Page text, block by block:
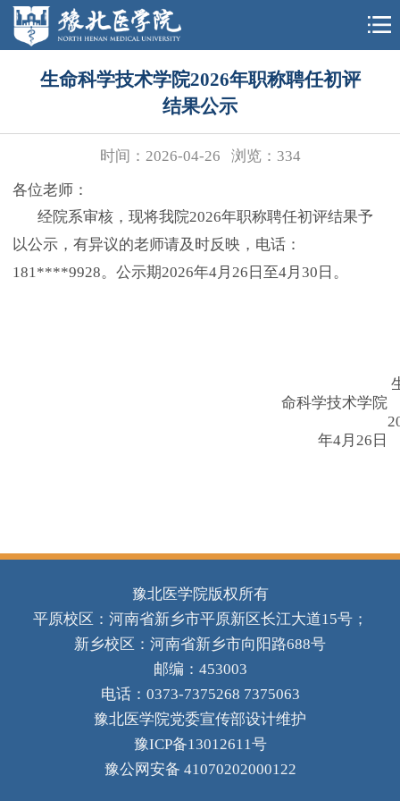
生命科学技术学院2026年职称聘任初评
结果公示
时间：2026-04-26 浏览： 334
各位老师：
经院系审核，现将我院2026年职称聘任初评结果予
以公示，有异议的老师请及时反映，电话：
181****9928。公示期2026年4月 26 日至4月 30 日。
命科学技术学院
年4月 26 日
豫北医学院版权所有
平原校区：河南省新乡市平原新区长江大道15号；
新乡校区：河南省新乡市向阳路688号
邮编：453003
电话：0373-7375268 7375063
豫北医学院党委宣传部设计维护
豫ICP备13012611号
豫公网安备 41070202000122